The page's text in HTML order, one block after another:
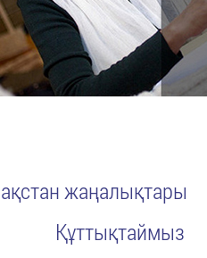
жаңалықтары
Құттықтаймыз